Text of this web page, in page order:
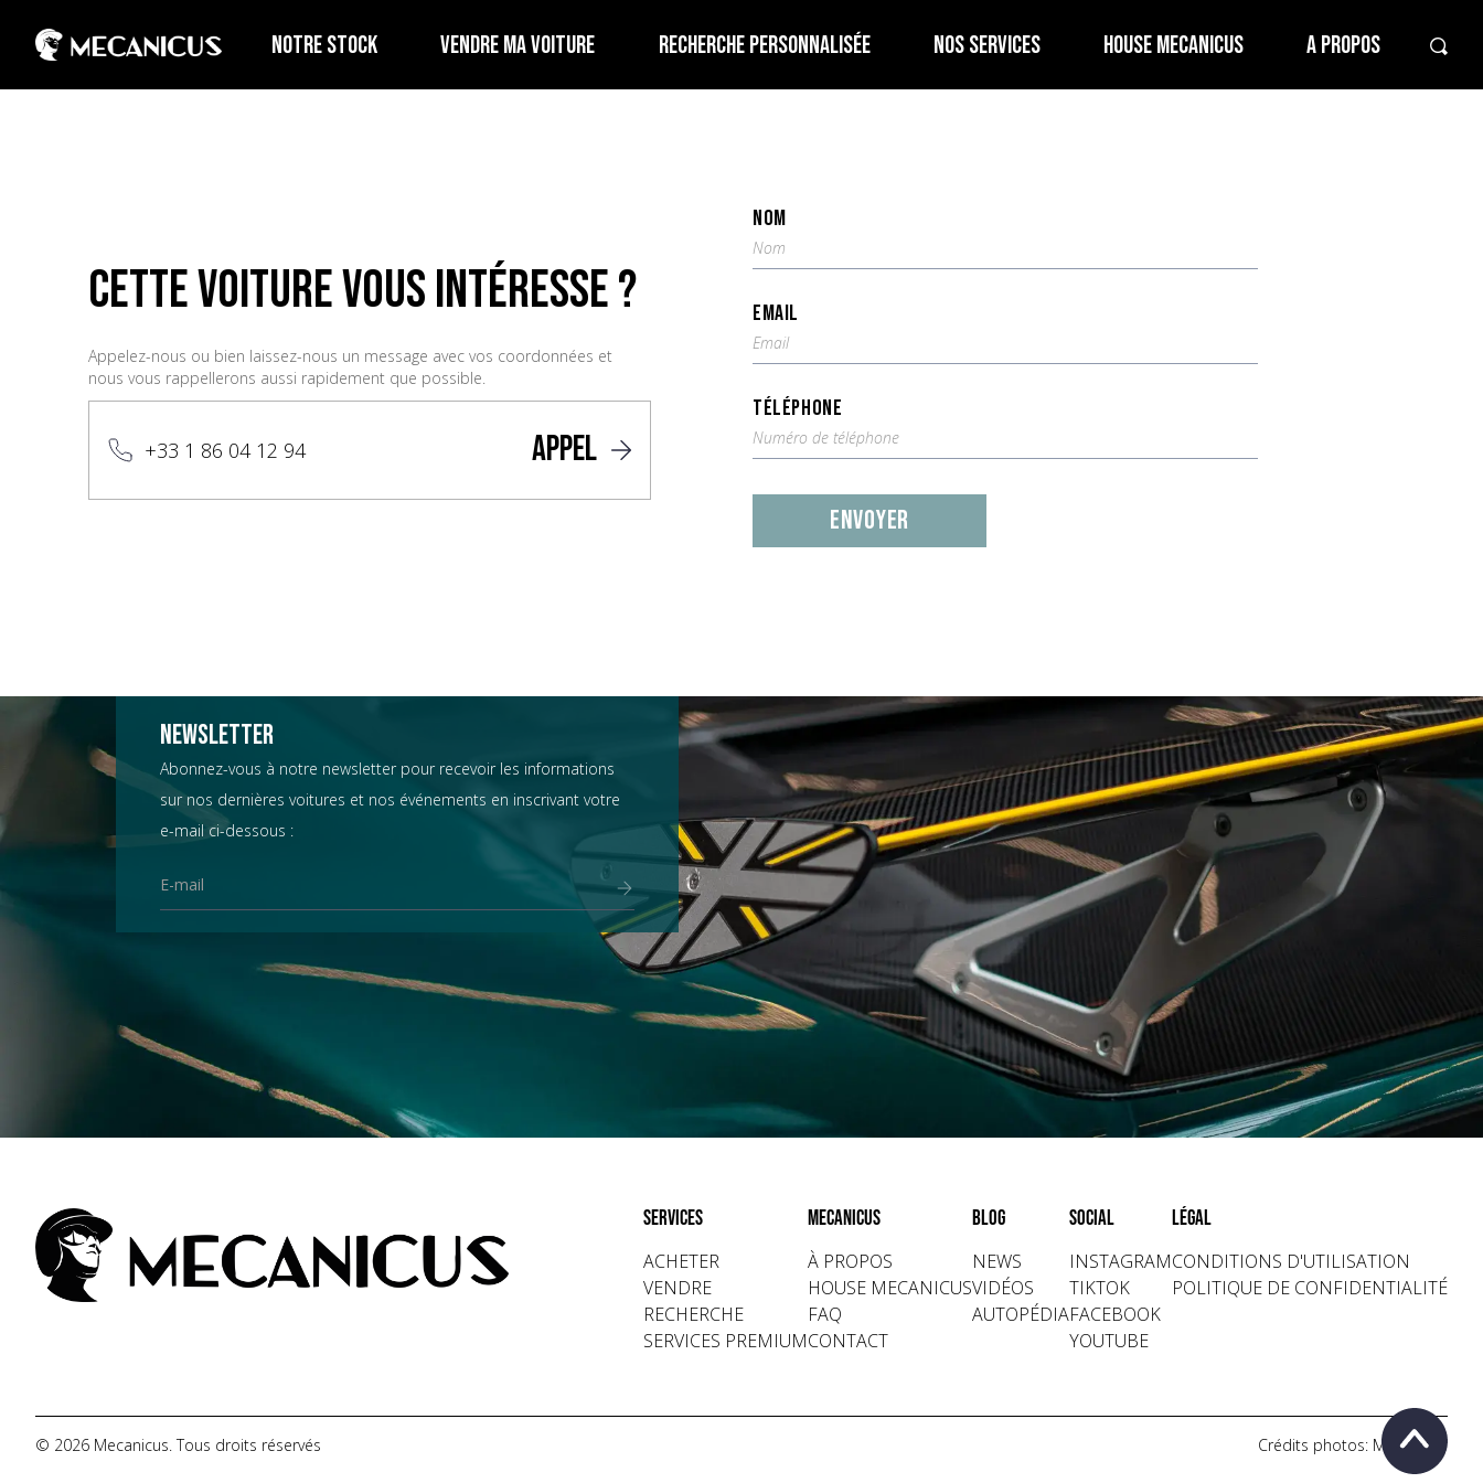
NOTRE STOCK VENDRE MA VOITURE RECHERCHE PERSONNALISÉE NOS SERVICES HOUSE MECANICUS A PROPOS
cette voiture vous intéresse ?
Appelez-nous ou bien laissez-nous un message avec vos coordonnées et
nous vous rappellerons aussi rapidement que possible.
+33 1 86 04 12 94 APPEL
NOM
EMAIL
TÉLÉPHONE
Newsletter
Abonnez-vous à notre newsletter pour recevoir les informations
sur nos dernières voitures et nos événements en inscrivant votre
e-mail ci-dessous :
Services
ACHETER
VENDRE
RECHERCHE
SERVICES PREMIUM
Mecanicus
À PROPOS
HOUSE MECANICUS
FAQ
CONTACT
Blog
NEWS
VIDÉOS
AUTOPÉDIA
Social
INSTAGRAM
TIKTOK
FACEBOOK
YOUTUBE
Légal
CONDITIONS D'UTILISATION
POLITIQUE DE CONFIDENTIALITÉ
© 2026 Mecanicus. Tous droits réservés Crédits photos: Mecanicus